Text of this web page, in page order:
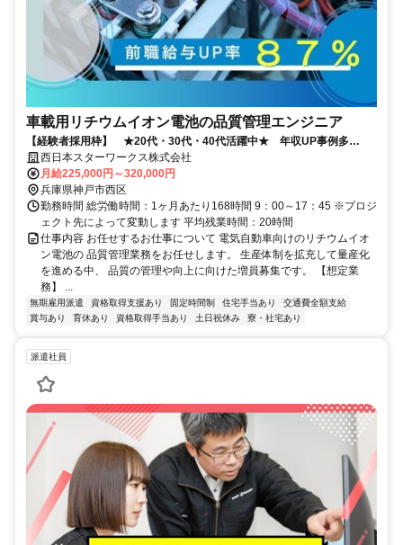
車載用リチウムイオン電池の品質管理エンジニア
【経験者採用枠】 ★20代・30代・40代活躍中★ 年収UP事例多
数！！★★
西日本スターワークス株式会社
月給225,000円～320,000円
兵庫県神戸市西区
勤務時間 総労働時間：1ヶ月あたり168時間 9：00～17：45 ※プロジ
ェクト先によって変動します 平均残業時間：20時間
仕事内容 お任せするお仕事について 電気自動車向けのリチウムイオ
ン電池の 品質管理業務をお任せします。 生産体制を拡充して量産化
を進める中、 品質の管理や向上に向けた増員募集です。 【想定業
務】 ...
無期雇用派遣 資格取得支援あり 固定時間制 住宅手当あり
交通費全額支給
賞与あり
育休あり 資格取得手当あり 土日祝休み 寮・社宅あり
派遣社員